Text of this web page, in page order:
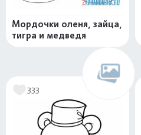
Мордочки оленя, зайца,
тигра и медведя
333